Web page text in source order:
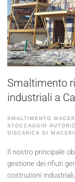
Smaltimento
industriali a
SMALTIMENTO
STOCCAGGIO
DISCARICA DI
Il nostro principale
gestione dei rifiuti
costruzioni